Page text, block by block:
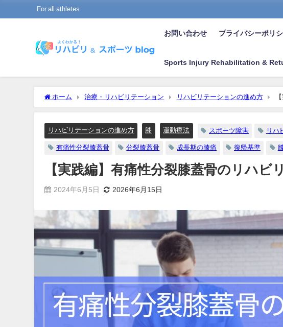
For all athletes
お問い合わせ プライバシーポリ
Sports Injury Rehabilitation &
ホーム 治療・リハビリテーション リハビリテーションの進め方
リハビリテーションの進め方 膝 運動療法 スポーツ障害 リハ
有痛性分裂膝蓋骨 分裂膝蓋骨 成長期の膝痛 復帰基準
【実践編】有痛性分裂膝蓋骨のリハビ
2024年6月5日 2026年6月15日